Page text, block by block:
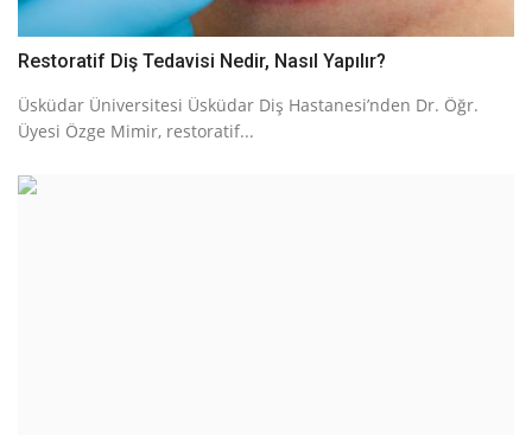
Restoratif Diş Tedavisi Nedir, Nasıl Yapılır?
Üsküdar Üniversitesi Üsküdar Diş Hastanesi’nden Dr. Öğr.
Üyesi Özge Mimir, restoratif...